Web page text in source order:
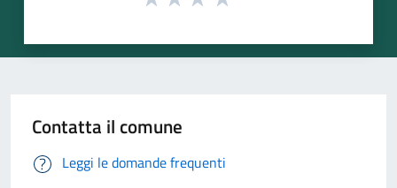
Contatta il comune
Leggi le domande frequenti